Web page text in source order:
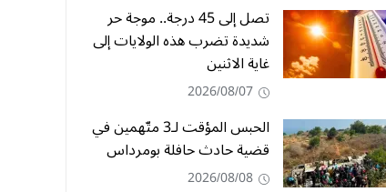
تصل إلى 45 درجة.. موجة حر
شديدة تضرب هذه الولايات إلى
غاية الاثنين
2026/08/07
الحبس المؤقت لـ3 متّهمين في
قضية حادث حافلة بومرداس
2026/08/08